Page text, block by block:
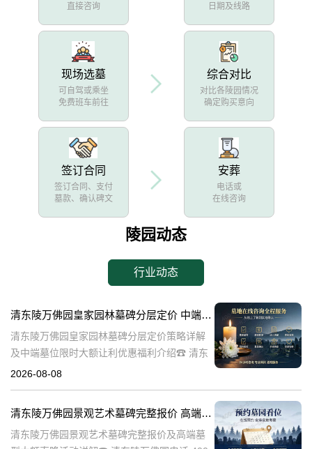
直接咨询
日期及线路
现场选墓
可自驾或乘坐
免费班车前往
综合对比
对比各陵园情况
确定购买意向
签订合同
签订合同、支付
墓款、确认碑文
安葬
电话或
在线咨询
陵园动态
行业动态
清东陵万佛园皇家园林墓碑分层定价 中端墓位限时大额让利详解及优惠福利
清东陵万佛园皇家园林墓碑分层定价策略详解
及中端墓位限时大额让利优惠福利介绍☎ 清东
陵万佛园电话:400-838-5063清东陵万佛园，作
2026-08-08
清东陵万佛园景观艺术墓碑完整报价 高端墓型大额直降活动详解
清东陵万佛园景观艺术墓碑完整报价及高端墓